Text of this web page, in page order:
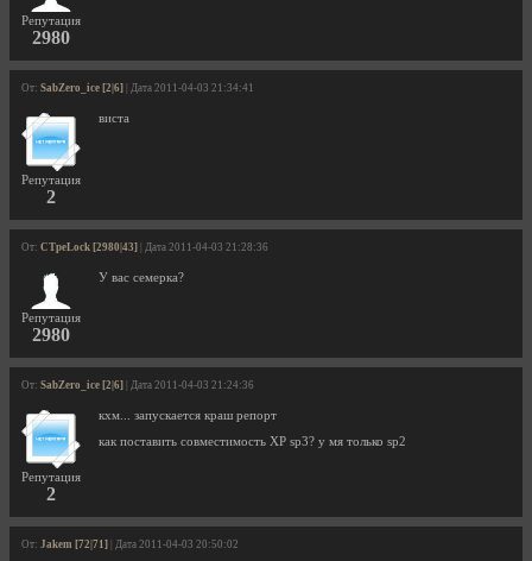
Репутация
2980
От: SabZero_ice [2|6] | Дата 2011-04-03 21:34:41
Репутация
2
виста
От: CTpeLock [2980|43] | Дата 2011-04-03 21:28:36
Репутация
2980
У вас семерка?
От: SabZero_ice [2|6] | Дата 2011-04-03 21:24:36
Репутация
2
кхм... запускается краш репорт
как поставить совместимость XP sp3? у мя только sp2
От: Jakem [72|71] | Дата 2011-04-03 20:50:02